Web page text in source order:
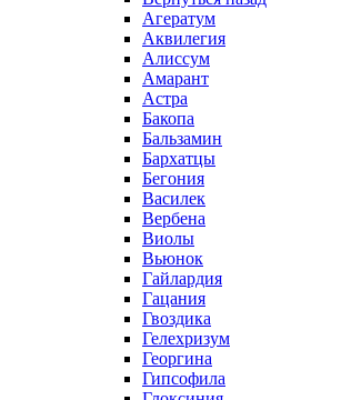
Агератум
Аквилегия
Алиссум
Амарант
Астра
Бакопа
Бальзамин
Бархатцы
Бегония
Василек
Вербена
Виолы
Вьюнок
Гайлардия
Гацания
Гвоздика
Гелехризум
Георгина
Гипсофила